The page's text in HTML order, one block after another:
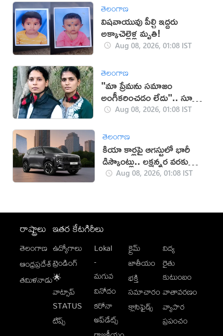
తెలంగాణ
విషవాయువు పీల్చి ఇద్దరు
అక్కాచెల్లెళ్ల మృతి!
Aug 08, 2026, 01:08 IST
తెలంగాణ
"మా ప్రేమను సమాజం
అంగీకరించడం లేదు".. సూసైడ్
చేసుకున్న ఇద్దరు యువతులు
Aug 08, 2026, 01:08 IST
తెలంగాణ
కియా కార్లపై ఆగస్టులో భారీ
డిస్కౌంట్లు.. లక్షన్నర వరకు
ఆఫర్లు!Aug 08, 2026, 01:08 IST
రాష్ట్రాలు
తెలంగాణ
ఆంధ్రప్రదేశ్
తమిళనాడు
ఇతర కేటగిరీలు
ఉద్యోగాలు
ట్రెండింగ్
🌟
వాట్సాప్
STATUS
టిప్స్
Lokal
-
మగువ
వినోదం
కరోనా
అప్‌డేట్స్
క్రైమ్
జాతీయం
భక్తి
సమాచారం
క్లాసిఫైడ్స్
విద్య
రైతు
కుటుంబం
వాతావరణం
వ్యాపార
ప్రపంచం